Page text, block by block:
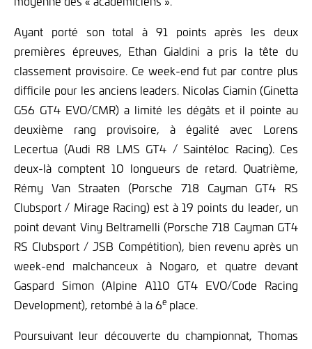
Ayant porté son total à 91 points après les deux
premières épreuves, Ethan Gialdini a pris la tête du
classement provisoire. Ce week-end fut par contre plus
difficile pour les anciens leaders. Nicolas Ciamin (Ginetta
G56 GT4 EVO/CMR) a limité les dégâts et il pointe au
deuxième rang provisoire, à égalité avec Lorens
Lecertua (Audi R8 LMS GT4 / Saintéloc Racing). Ces
deux-là comptent 10 longueurs de retard. Quatrième,
Rémy Van Straaten (Porsche 718 Cayman GT4 RS
Clubsport / Mirage Racing) est à 19 points du leader, un
point devant Viny Beltramelli (Porsche 718 Cayman GT4
RS Clubsport / JSB Compétition), bien revenu après un
week-end malchanceux à Nogaro, et quatre devant
Gaspard Simon (Alpine A110 GT4 EVO/Code Racing
Development), retombé à la 6e place.
Poursuivant leur découverte du championnat, Thomas